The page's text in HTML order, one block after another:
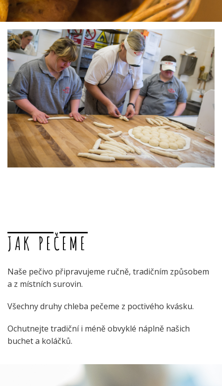
JAK PEČEME
Naše pečivo připravujeme ručně, tradičním způsobem
a z místních surovin.
Všechny druhy chleba pečeme z poctivého kvásku.
Ochutnejte tradiční i méně obvyklé náplně našich
buchet a koláčků.